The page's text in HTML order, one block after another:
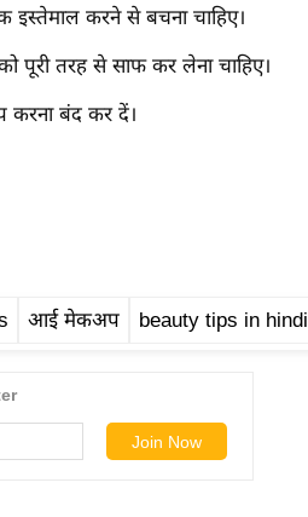
करने से बचना चाहिए।
तरह से साफ कर लेना चाहिए।
करना बंद कर दें।
आई मेकअप beauty tips in hindi